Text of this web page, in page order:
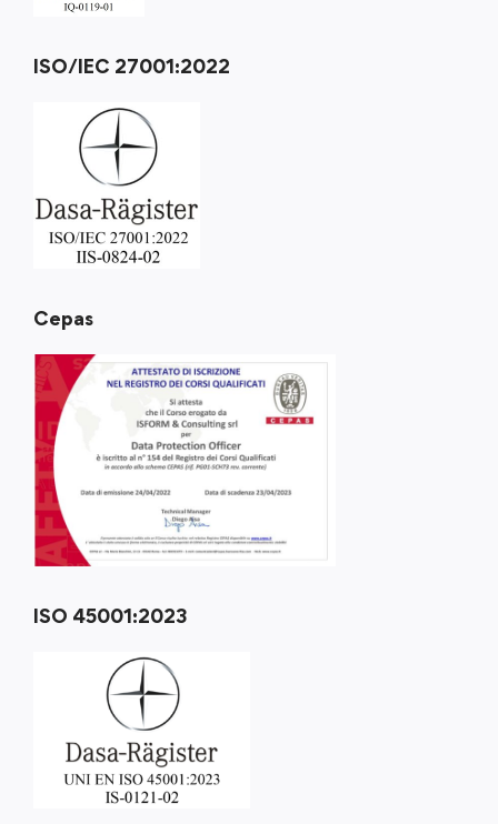
ISO/IEC 27001:2022
Cepas
ISO 45001:2023